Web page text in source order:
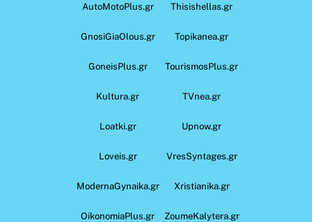
AutoMotoPlus.gr Thisishellas.gr
GnosiGiaOlous.gr Topikanea.gr
GoneisPlus.gr TourismosPlus.gr
Kultura.gr TVnea.gr
Loatki.gr Upnow.gr
Loveis.gr VresSyntages.gr
ModernaGynaika.gr Xristianika.gr
OikonomiaPlus.gr ZoumeKalytera.gr